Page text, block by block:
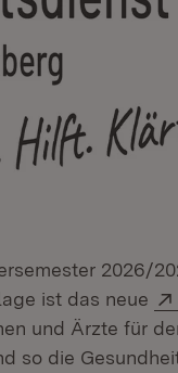
2026/
ist das neue
und Ärzte für
Fenster)
so die